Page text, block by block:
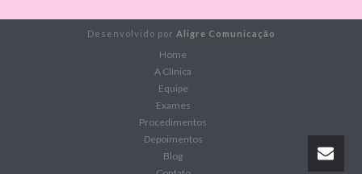
Desenvolvido por Aligre Comunicação
Home
A Clínica
Equipe
Exames
Procedimentos
Depoimentos
Blog